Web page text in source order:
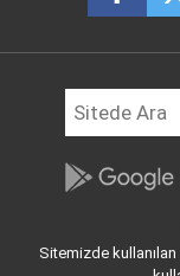
Sitemizde